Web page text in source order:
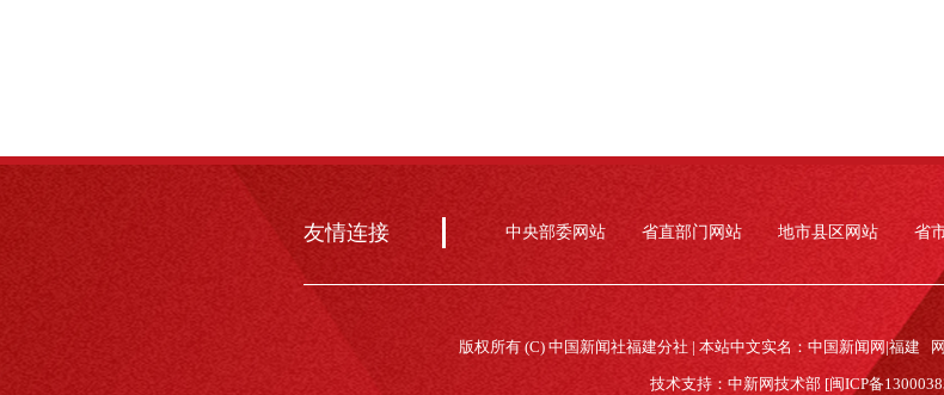
友情连接 中央部委网站 省直部门网站 地市县区网站 省
版权所有 (C) 中国新闻社福建分社 | 本站中文实名：中国新闻网|福建
技术支持：中新网技术部 [闽ICP备